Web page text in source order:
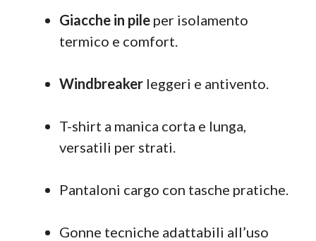
Giacche in pile per isolamento
termico e comfort.
Windbreaker leggeri e antivento.
T-shirt a manica corta e lunga,
versatili per strati.
Pantaloni cargo con tasche pratiche.
Gonne tecniche adattabili all’uso